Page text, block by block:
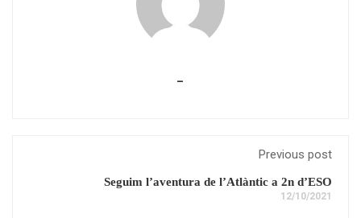
Previous post
Seguim l’aventura de l’Atlàntic a 2n d’ESO
12/10/2021